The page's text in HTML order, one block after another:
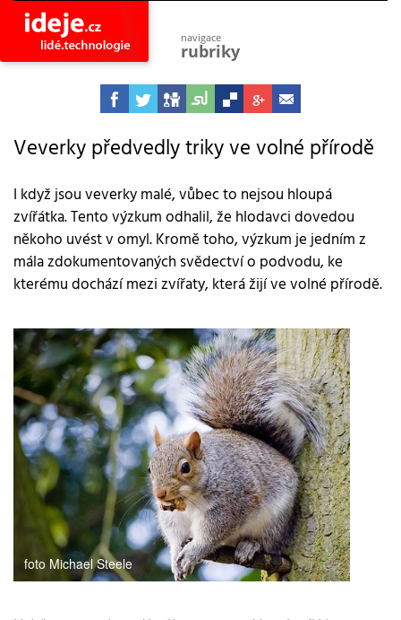
navigace
rubriky
astro
vesmír
projekty
společnost
objevy
vynálezy
planeta
přiroda
tajemství
firmy
zdraví
medicína
Veverky předvedly triky ve volné přírodě
I když jsou veverky malé, vůbec to nejsou hloupá
zvířátka. Tento výzkum odhalil, že hlodavci dovedou
někoho uvést v omyl. Kromě toho, výzkum je jedním z
mála zdokumentovaných svědectví o podvodu, ke
kterému dochází mezi zvířaty, která žijí ve volné přírodě.
foto Michael Steele